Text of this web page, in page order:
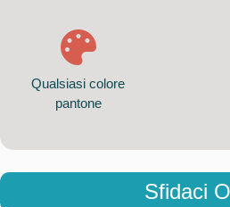
Qualsiasi colore
pantone
Sfidaci